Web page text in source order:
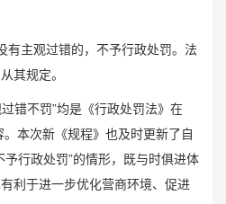
有主观过错的，不予行政处罚。法
其规定。
错不罚”均是《行政处罚法》在
本次新《规程》也及时更新了自
行政处罚”的情形，既与时俱进体
利于进一步优化营商环境、促进